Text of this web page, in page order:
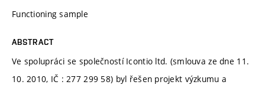
Functioning sample
ABSTRACT
Ve spolupráci se společností Icontio ltd. (smlouva ze dne 11.
10. 2010, IČ : 277 299 58) byl řešen projekt výzkumu a